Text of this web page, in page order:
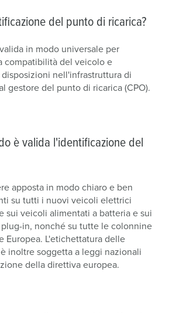
del punto di ricarica?
in modo universale per
compatibilità del veicolo e
nell'infrastruttura di
gestore del punto di ricarica (CPO).
è valida l'identificazione del
apposta in modo chiaro e ben
su tutti i nuovi veicoli elettrici
sui veicoli alimentati a batteria e sui
in, nonché su tutte le colonnine
Europea. L'etichettatura delle
inoltre soggetta a leggi nazionali
della direttiva europea.